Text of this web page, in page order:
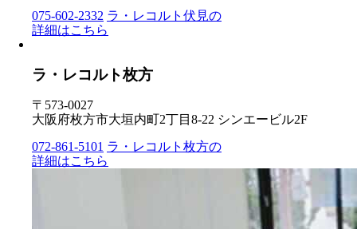
075-602-2332 ラ・レコルト伏見の
詳細はこちら
ラ・レコルト枚方
〒573-0027
大阪府枚方市大垣内町2丁目8-22 シンエービル2F
072-861-5101 ラ・レコルト枚方の
詳細はこちら